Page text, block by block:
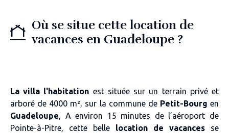
Où se situe cette location de
vacances en Guadeloupe ?
La villa l'habitation est située sur un terrain privé et
arboré de 4000 m², sur la commune de Petit-Bourg en
Guadeloupe, A environ 15 minutes de l’aéroport de
Pointe-à-Pitre, cette belle location de vacances se